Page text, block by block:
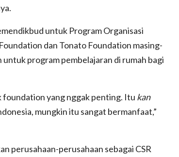
untuk Program Organisasi
dan Tonato Foundation masing-
untuk program pembelajaran di rumah bagi
foundation yang nggak penting. Itu kan
mungkin itu sangat bermanfaat,”
perusahaan-perusahaan sebagai CSR